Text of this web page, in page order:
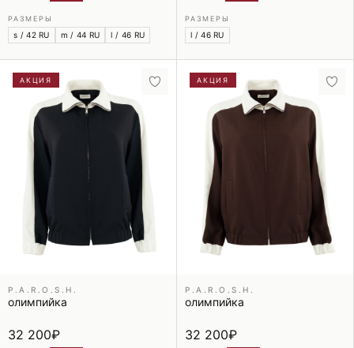
РАЗМЕРЫ
s / 42 RU m / 44 RU l / 46 RU
РАЗМЕРЫ
l / 46 RU
АКЦИЯ
P.A.R.O.S.H.
олимпийка
32 200₽
АКЦИЯ
P.A.R.O.S.H.
олимпийка
32 200₽